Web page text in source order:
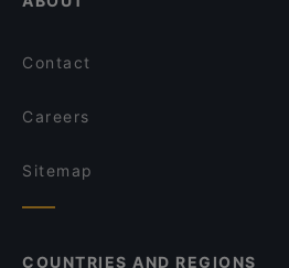
Contact
Careers
Sitemap
COUNTRIES AND REGIONS